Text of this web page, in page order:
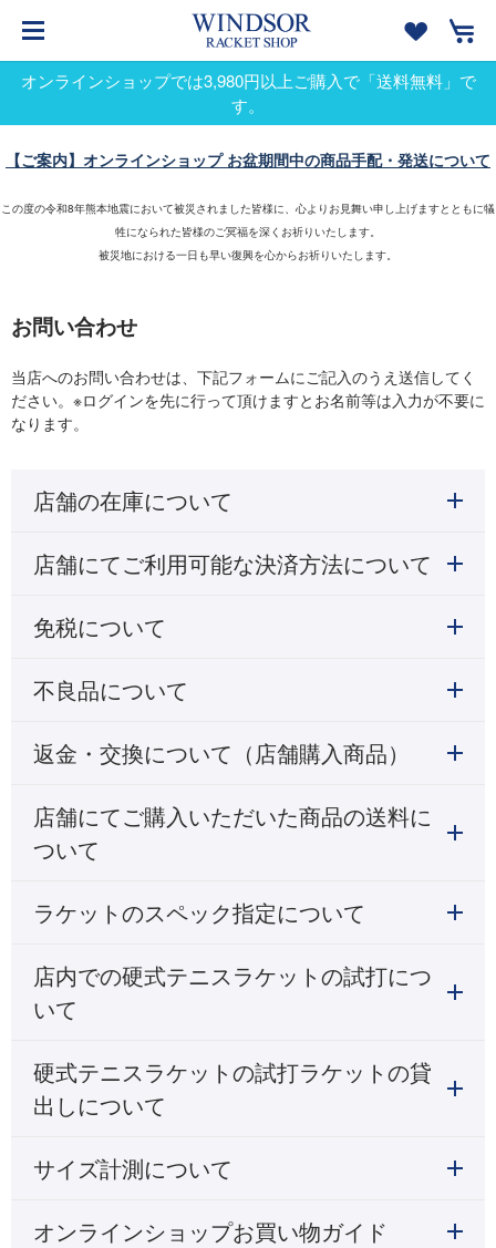
オンラインショップでは3,980円以上ご購入で「送料無料」で
す。
【ご案内】オンラインショップ お盆期間中の商品手配・発送について
この度の令和8年熊本地震において被災されました皆様に、心よりお見舞い申し上げますとともに犠
牲になられた皆様のご冥福を深くお祈りいたします。
被災地における一日も早い復興を心からお祈りいたします。
お問い合わせ
当店へのお問い合わせは、下記フォームにご記入のうえ送信してく
ださい。※ログインを先に行って頂けますとお名前等は入力が不要に
なります。
店舗の在庫について
店舗にてご利用可能な決済方法について
免税について
不良品について
返金・交換について（店舗購入商品）
店舗にてご購入いただいた商品の送料に
ついて
ラケットのスペック指定について
店内での硬式テニスラケットの試打につ
いて
硬式テニスラケットの試打ラケットの貸
出しについて
サイズ計測について
オンラインショップお買い物ガイド